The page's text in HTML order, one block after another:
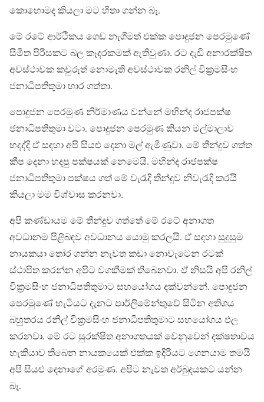
කොහොමද කියලා මට හිතා ගන්න බෑ.
මේ රටේ ආර්ථිකය ගෙඩ නැගීමත් එක්ක පොදුජන පෙරමුණේ
සීමිත පිරිසකට බල කෑදරකමක් ඇතිවුණා. රට දැඩි අනාරක්ෂිත
අවස්ථාවක කවුරුත් නොමැති අවස්ථාවක රනිල් වික්‍රමසිංහ
ජනාධිපතිතුමා භාර ගත්තා.
පොදුජන පෙරමුණ නිර්මාණය වන්නේ මහින්ද රාජපක්ෂ
ජනාධිපතිතුමා වටා. පොදුජන පෙරමුණ කියන මල්මාලාව
හදද්දි ඒ සඳහා අපි සියළු දෙනා මල් ඇමිණුවා. මේ තීන්දුව ගත්ත
කීප දෙනා හදපු පක්ෂයක් නෙමෙයි. මහින්ද රාජපක්ෂ
ජනාධිපතිතුමා පක්ෂය ගත් මේ වැරැදි තීන්දුව නිවැරැදි කරයි
කියලා මම විශ්වාස කරනවා.
අපි කණ්ඩායම මේ තීන්දුව ගත්තේ මේ රටේ අනාගත
අවධානම පිළිබඳව අවධානය යොමු කරලයි. ඒ සඳහා සුදුසුම
නායකයා තෝර ගන්න නැවත කඩා නොවැටෙන රටක්
ස්ථාපිත කරන්න අපිට වගකීමක් තිබෙනවා. ඒ නිසයි අපි රනිල්
වික්‍රමසිංහ ජනාධිපතිතුමාට සහයෝගය දක්වන්නේ. පොදුජන
පෙරමුණේ හැටියට දැනට පාර්ලිමේන්තුවේ සිටින අතිශය
බහුතරය රනිල් වික්‍රමසිංහ ජනාධිපතිතුමාට සහයෝගය ඵල
කරනවා. මේ රට සුරක්ෂිත අනාගතයක් වෙනුවෙන් දක්ෂතාවය
හැකියාව තිබෙන නායකයෙක් එක්ක ඉදිරියට ගෙනයාම තමයි
අපි සියළු දෙනාගේ අරමුණ. අපිට නැවත අර්බුදයකට යන්න
බෑ.